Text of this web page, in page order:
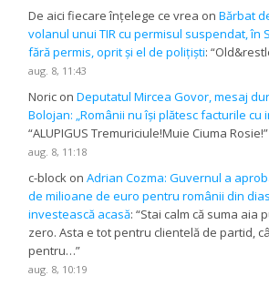
De aici fiecare înțelege ce vrea onBărbat
volanul unui TIR cu permisul suspendat, în
fără permis, oprit și el de polițiști: “
aug. 8, 11:43
Noric onDeputatul Mircea Govor, mesaj
Bolojan: „Românii nu își plătesc facturile cu
“ALUPIGUS Tremuriciule!Muie Ciuma Rosie!”
aug. 8, 11:18
c-block onAdrian Cozma: Guvernul a
de milioane de euro pentru românii din
investească acasă: “Stai calm că suma aia
zero. Asta e tot pentru clientelă de partid,
pentru…”
aug. 8, 10:19